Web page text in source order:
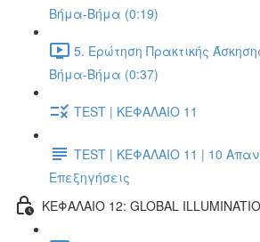
Βήμα-Βήμα (0:19)
5. Ερώτηση Πρακτικής
Βήμα-Βήμα (0:37)
TEST | ΚΕΦΑΛΑΙΟ 11
TEST | ΚΕΦΑΛΑΙΟ 11 | 10
Επεξηγήσεις
ΚΕΦΑΛΑΙΟ 12: GLOBAL